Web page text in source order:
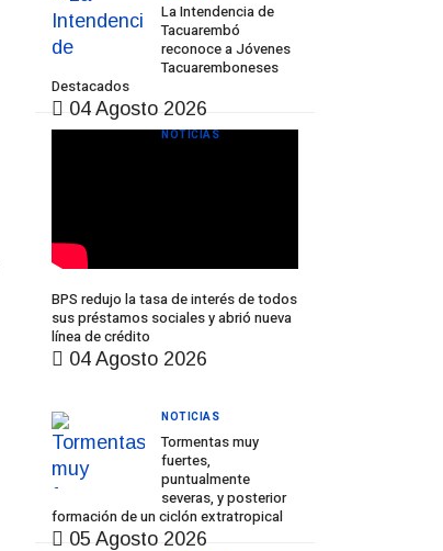
La Intendencia de
Tacuarembó
reconoce a Jóvenes
Tacuaremboneses
Destacados
04 Agosto 2026
BPS redujo la tasa de interés de todos
sus préstamos sociales y abrió nueva
línea de crédito
04 Agosto 2026
NOTICIAS
Tormentas muy
fuertes,
puntualmente
severas, y posterior
formación de un ciclón extratropical
05 Agosto 2026
NOTICIAS